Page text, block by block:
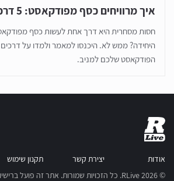
איך מרוויחים כסף מפודקאסט: 5 דרכים יצירתיות
חסות מסחרית היא דרך אחת לעשות כסף
היחידה? ממש לא. היכנסו למאמר ולמדו על
הפודקאסט שלכם למניב.
אודות יצירת קשר תקנון שימוש
© RLive 2026. כל הזכויות שמורות. אתר זה פועל ברישיון אקו"ם.